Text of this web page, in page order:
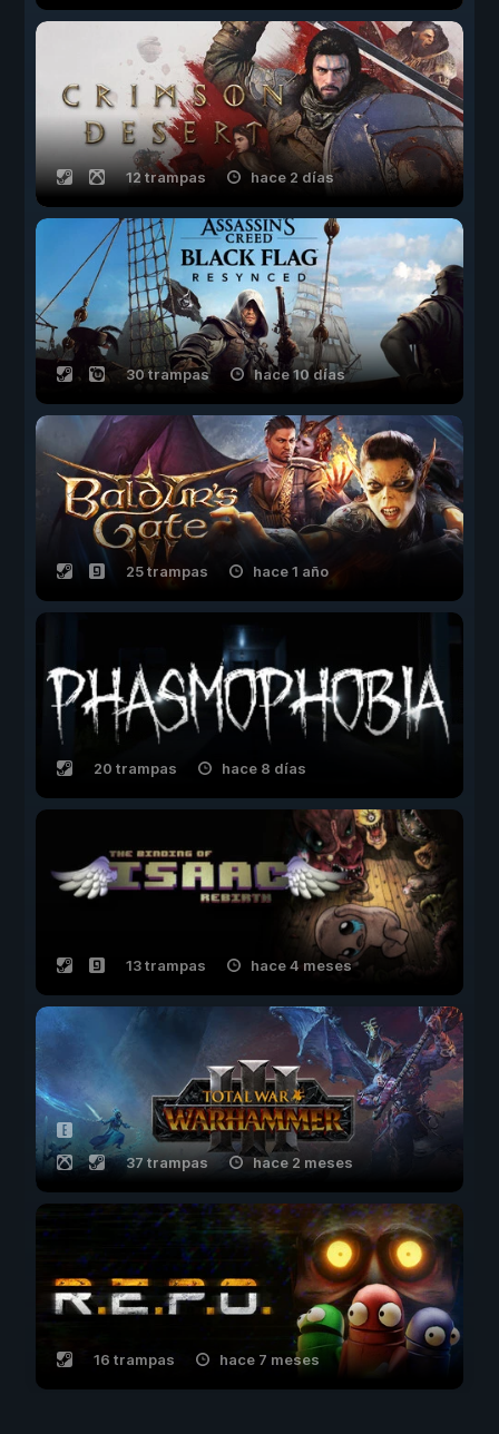
12 trampas hace 2 días
30 trampas hace 10 días
25 trampas hace 1 año
20 trampas hace 8 días
13 trampas hace 4 meses
37 trampas hace 2 meses
16 trampas hace 7 meses